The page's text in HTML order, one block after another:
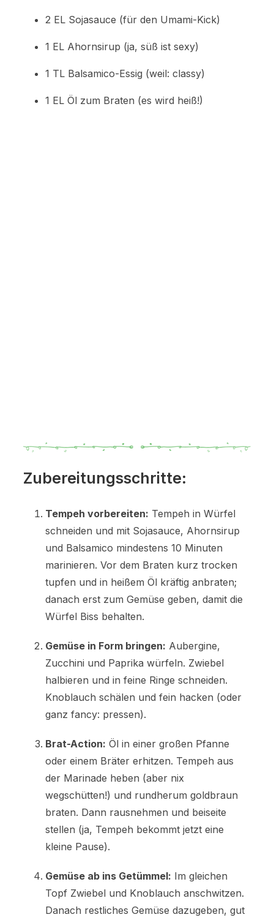
2 EL Sojasauce (für den Umami-Kick)
1 EL Ahornsirup (ja, süß ist sexy)
1 TL Balsamico-Essig (weil: classy)
1 EL Öl zum Braten (es wird heiß!)
Zubereitungsschritte:
Tempeh vorbereiten: Tempeh in Würfel
schneiden und mit Sojasauce, Ahornsirup
und Balsamico mindestens 10 Minuten
marinieren. Vor dem Braten kurz trocken
tupfen und in heißem Öl kräftig anbraten;
danach erst zum Gemüse geben, damit die
Würfel Biss behalten.
Gemüse in Form bringen: Aubergine,
Zucchini und Paprika würfeln. Zwiebel
halbieren und in feine Ringe schneiden.
Knoblauch schälen und fein hacken (oder
ganz fancy: pressen).
Brat-Action: Öl in einer großen Pfanne
oder einem Bräter erhitzen. Tempeh aus
der Marinade heben (aber nix
wegschütten!) und rundherum goldbraun
braten. Dann rausnehmen und beiseite
stellen (ja, Tempeh bekommt jetzt eine
kleine Pause).
Gemüse ab ins Getümmel: Im gleichen
Topf Zwiebel und Knoblauch anschwitzen.
Danach restliches Gemüse dazugeben, gut